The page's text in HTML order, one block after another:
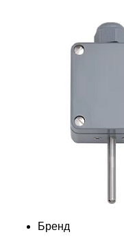
Бренд